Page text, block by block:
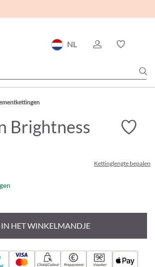
NL
Brightness
Kettinglengte bepalen
IN HET WINKELMANDJE
Click&Collect Prepayment Voucher